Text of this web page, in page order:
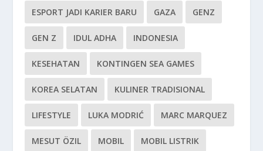
ESPORT JADI KARIER BARU GAZA GENZ
GEN Z IDUL ADHA INDONESIA
KESEHATAN KONTINGEN SEA GAMES
KOREA SELATAN KULINER TRADISIONAL
LIFESTYLE LUKA MODRIĆ MARC MARQUEZ
MESUT ÖZIL MOBIL MOBIL LISTRIK